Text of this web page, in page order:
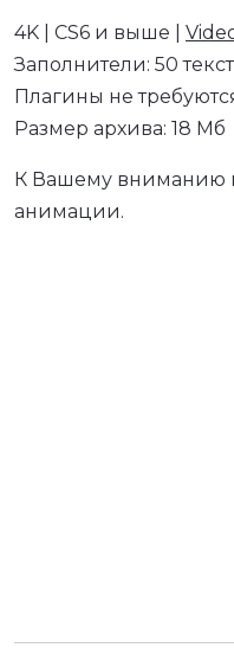
4K | CS6 и выше |
Заполнители: 50 текст
Плагины не
Размер архива: 18 Мб
К Вашему вниманию
анимации.